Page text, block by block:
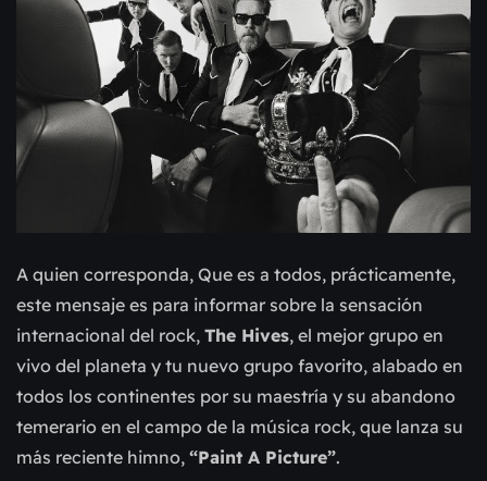
A quien corresponda, Que es a todos, prácticamente,
este mensaje es para informar sobre la sensación
internacional del rock, The Hives, el mejor grupo en
vivo del planeta y tu nuevo grupo favorito, alabado en
todos los continentes por su maestría y su abandono
temerario en el campo de la música rock, que lanza su
más reciente himno, “Paint A Picture”.